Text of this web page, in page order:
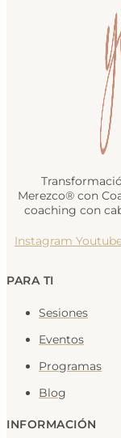
Merezco® con
coaching con
Instagram
PARA TI
Sesiones
Eventos
Programas
Blog
INFORMACIÓN